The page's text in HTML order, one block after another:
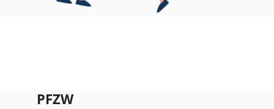
PFZW